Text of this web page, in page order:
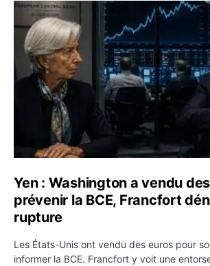
Yen : Washington a vendu des
Yen : Washington a vendu
prévenir la BCE, Francfort
rupture
Les États-Unis ont vendu des euros pour
informer la BCE. Francfort y voit une